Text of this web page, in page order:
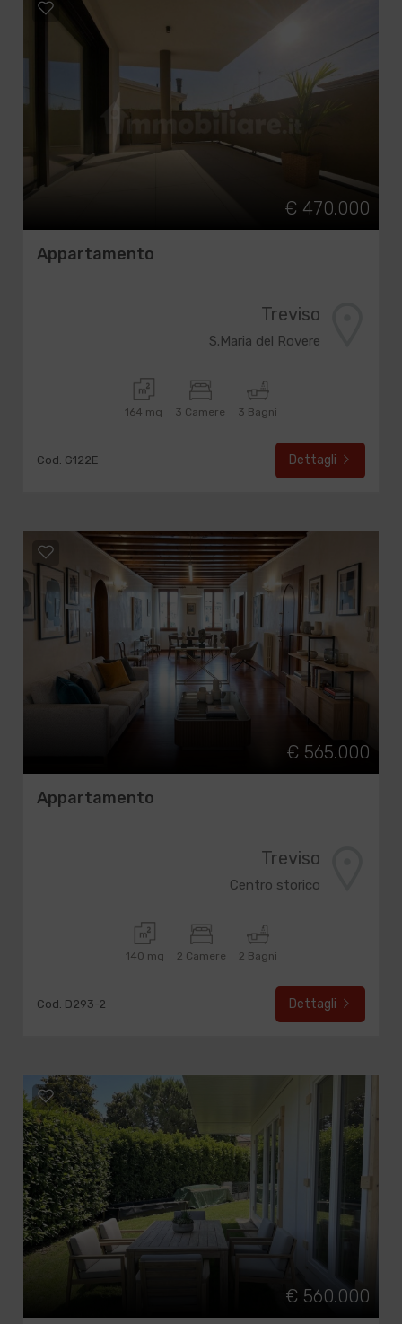
€ 470.000
Appartamento
Treviso
S.Maria del Rovere
164 mq 3 Camere 3 Bagni
Cod. G122E Dettagli
€ 565.000
Appartamento
Treviso
Centro storico
140 mq 2 Camere 2 Bagni
Cod. D293-2 Dettagli
€ 560.000